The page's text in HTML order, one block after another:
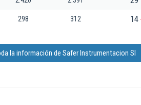
298 312 14
la información de Safer Instrumentacion Sl